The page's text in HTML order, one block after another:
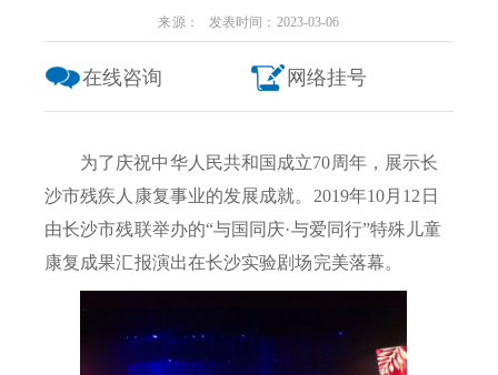
来源： 发表时间：2023-03-06
在线咨询 网络挂号
为了庆祝中华人民共和国成立70周年，展示长
沙市残疾人康复事业的发展成就。2019年10月12日
由长沙市残联举办的“与国同庆·与爱同行”特殊儿童
康复成果汇报演出在长沙实验剧场完美落幕。